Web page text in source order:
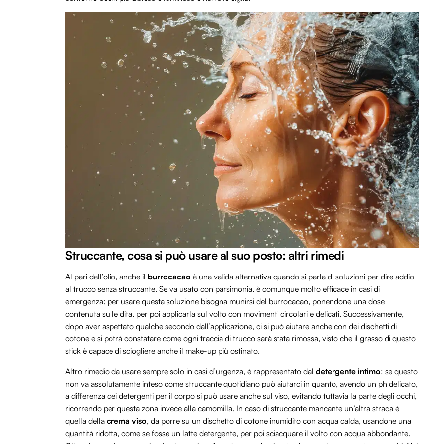
Struccante, cosa si può usare al suo posto: altri rimedi
Al pari dell’olio, anche il burrocacao è una valida alternativa quando si parla di soluzioni per dire addio
al trucco senza struccante. Se va usato con parsimonia, è comunque molto efficace in casi di
emergenza: per usare questa soluzione bisogna munirsi del burrocacao, ponendone una dose
contenuta sulle dita, per poi applicarla sul volto con movimenti circolari e delicati. Successivamente,
dopo aver aspettato qualche secondo dall’applicazione, ci si può aiutare anche con dei dischetti di
cotone e si potrà constatare come ogni traccia di trucco sarà stata rimossa, visto che il grasso di questo
stick è capace di sciogliere anche il make-up più ostinato.
Altro rimedio da usare sempre solo in casi d’urgenza, è rappresentato dal detergente intimo: se questo
non va assolutamente inteso come struccante quotidiano può aiutarci in quanto, avendo un ph delicato,
a differenza dei detergenti per il corpo si può usare anche sul viso, evitando tuttavia la parte degli occhi,
ricorrendo per questa zona invece alla camomilla. In caso di struccante mancante un’altra strada è
quella della crema viso, da porre su un dischetto di cotone inumidito con acqua calda, usandone una
quantità ridotta, come se fosse un latte detergente, per poi sciacquare il volto con acqua abbondante.